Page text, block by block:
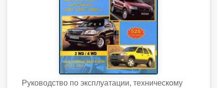
Руководство по эксплуатации, техническому